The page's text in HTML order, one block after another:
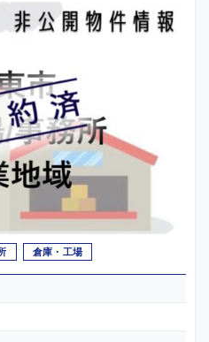
倉庫・工場